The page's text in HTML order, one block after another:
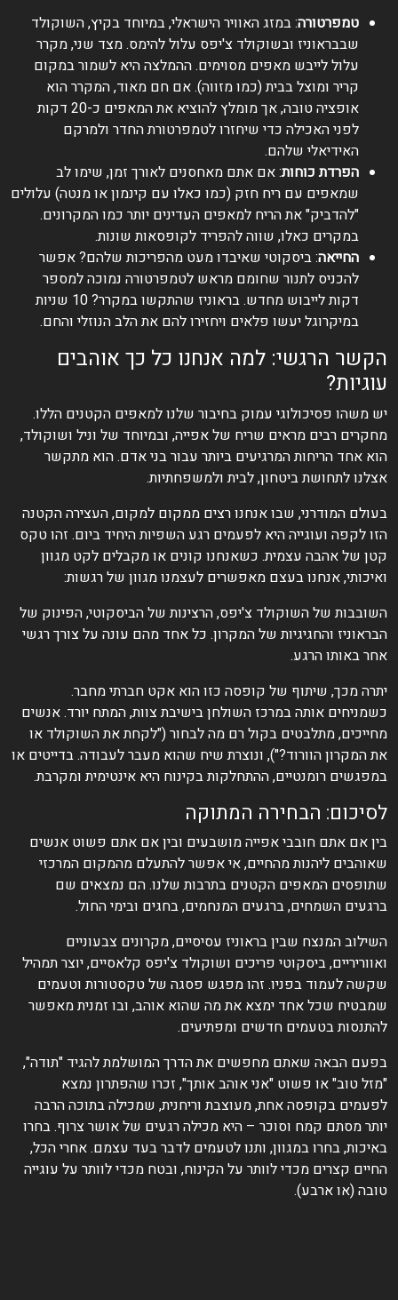
טמפרטורה: במזג האוויר הישראלי, במיוחד בקיץ, השוקולד
שבבראוניז ובשוקולד צ'יפס עלול להימס. מצד שני, מקרר
עלול לייבש מאפים מסוימים. ההמלצה היא לשמור במקום
קריר ומוצל בבית (כמו מזווה). אם חם מאוד, המקרר הוא
אופציה טובה, אך מומלץ להוציא את המאפים כ-20 דקות
לפני האכילה כדי שיחזרו לטמפרטורת החדר ולמרקם
האידיאלי שלהם.
הפרדת כוחות: אם אתם מאחסנים לאורך זמן, שימו לב
שמאפים עם ריח חזק (כמו כאלו עם קינמון או מנטה) עלולים
"להדביק" את הריח למאפים העדינים יותר כמו המקרונים.
במקרים כאלו, שווה להפריד לקופסאות שונות.
החייאה: ביסקוטי שאיבדו מעט מהפריכות שלהם? אפשר
להכניס לתנור שחומם מראש לטמפרטורה נמוכה למספר
דקות לייבוש מחדש. בראוניז שהתקשו במקרר? 10 שניות
במיקרוגל יעשו פלאים ויחזירו להם את הלב הנוזלי והחם.
הקשר הרגשי: למה אנחנו כל כך אוהבים
עוגיות?
יש משהו פסיכולוגי עמוק בחיבור שלנו למאפים הקטנים הללו.
מחקרים רבים מראים שריח של אפייה, ובמיוחד של וניל ושוקולד,
הוא אחד הריחות המרגיעים ביותר עבור בני אדם. הוא מתקשר
אצלנו לתחושת ביטחון, לבית ולמשפחתיות.
בעולם המודרני, שבו אנחנו רצים ממקום למקום, העצירה הקטנה
הזו לקפה ועוגייה היא לפעמים רגע השפיות היחיד ביום. זהו טקס
קטן של אהבה עצמית. כשאנחנו קונים או מקבלים לקט מגוון
ואיכותי, אנחנו בעצם מאפשרים לעצמנו מגוון של רגשות:
השובבות של השוקולד צ'יפס, הרצינות של הביסקוטי, הפינוק של
הבראוניז והחגיגיות של המקרון. כל אחד מהם עונה על צורך רגשי
אחר באותו הרגע.
יתרה מכך, שיתוף של קופסה כזו הוא אקט חברתי מחבר.
כשמניחים אותה במרכז השולחן בישיבת צוות, המתח יורד. אנשים
מחייכים, מתלבטים בקול רם מה לבחור ("לקחת את השוקולד או
את המקרון הוורוד?"), ונוצרת שיח שהוא מעבר לעבודה. בדייטים או
במפגשים רומנטיים, ההתחלקות בקינוח היא אינטימית ומקרבת.
לסיכום: הבחירה המתוקה
בין אם אתם חובבי אפייה מושבעים ובין אם אתם פשוט אנשים
שאוהבים ליהנות מהחיים, אי אפשר להתעלם מהמקום המרכזי
שתופסים המאפים הקטנים בתרבות שלנו. הם נמצאים שם
ברגעים השמחים, ברגעים המנחמים, בחגים ובימי החול.
השילוב המנצח שבין בראוניז עסיסיים, מקרונים צבעוניים
ואווריריים, ביסקוטי פריכים ושוקולד צ'יפס קלאסיים, יוצר תמהיל
שקשה לעמוד בפניו. זהו מפגש פסגה של טקסטורות וטעמים
שמבטיח שכל אחד ימצא את מה שהוא אוהב, ובו זמנית מאפשר
להתנסות בטעמים חדשים ומפתיעים.
בפעם הבאה שאתם מחפשים את הדרך המושלמת להגיד "תודה",
"מזל טוב" או פשוט "אני אוהב אותך", זכרו שהפתרון נמצא
לפעמים בקופסה אחת, מעוצבת וריחנית, שמכילה בתוכה הרבה
יותר מסתם קמח וסוכר – היא מכילה רגעים של אושר צרוף. בחרו
באיכות, בחרו במגוון, ותנו לטעמים לדבר בעד עצמם. אחרי הכל,
החיים קצרים מכדי לוותר על הקינוח, ובטח מכדי לוותר על עוגייה
טובה (או ארבע).